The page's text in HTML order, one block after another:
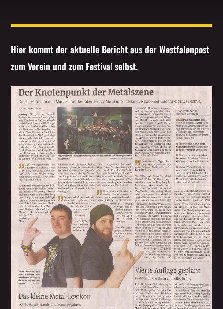
Pinterest
Whatsapp
Hier kommt der aktuelle Bericht aus der Westfalenpost
zum Verein und zum Festival selbst.